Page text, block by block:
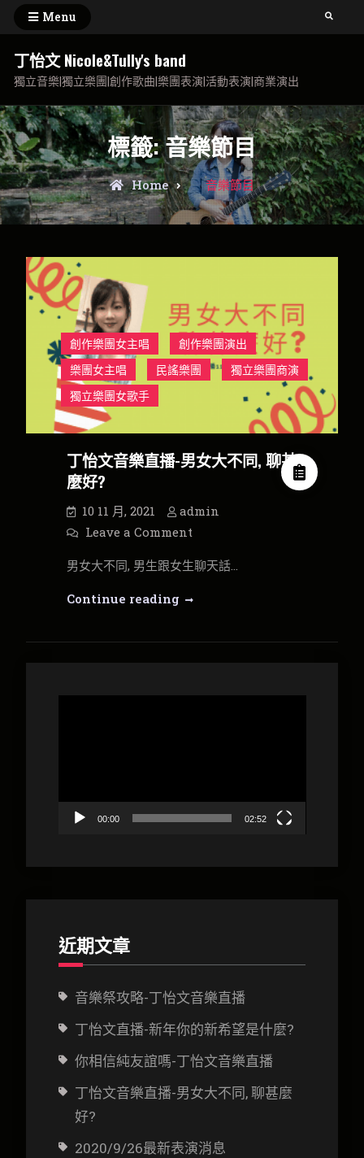
Skip
content
Menu Search
丁怡文 Nicole&Tully's band
獨立音樂|獨立樂團|創作歌曲|樂團表演|活動表演|商業演出
標籤:音樂節目
Home
Posts
tagged
音樂節目
創作樂團女主唱
創作樂團演出
樂團女主唱
民謠樂團
獨立樂團商演
獨立樂團女歌手
丁怡文音樂直播-男女大不同, 聊甚
麼好?
10 11 月, 2021
admin
Leave a Commenton
文
直
女
男女大不同, 男生跟女生聊天話…
Continue reading丁
文
00:00 02:52
近期文章
音樂祭攻略-丁怡文音樂直播
丁怡文直播-新年你的新希望是什麼?
你相信純友誼嗎-丁怡文音樂直播
丁怡文音樂直播-男女大不同, 聊甚麼
好?
2020/9/26最新表演消息